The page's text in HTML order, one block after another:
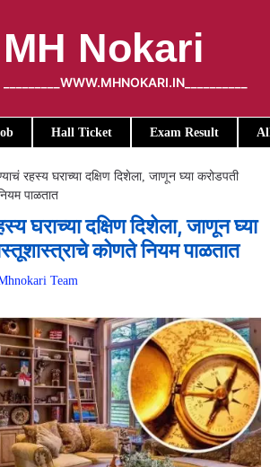
MH Nokari
_________WWW.MHNOKARI.IN__________
Hall Ticket Exam Result
रहस्य घराच्या दक्षिण दिशेला, जाणून घ्या करोडपती
पाळतात
घराच्या दक्षिण दिशेला, जाणून घ्या
कोणते नियम पाळतात
Team